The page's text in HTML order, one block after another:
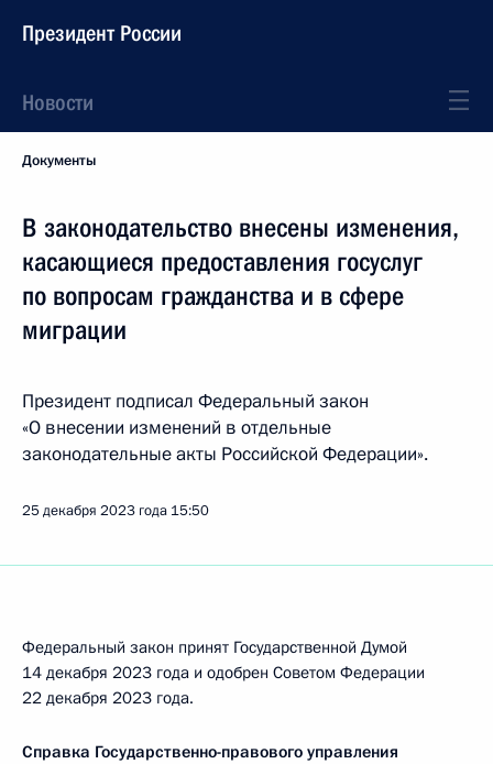
Президент России
Новости
Документы
В законодательство внесены изменения,
касающиеся предоставления госуслуг
по вопросам гражданства и в сфере
миграции
Президент подписал Федеральный закон
«О внесении изменений в отдельные
законодательные акты Российской Федерации».
25 декабря 2023 года 15:50
Федеральный закон принят Государственной Думой
14 декабря 2023 года и одобрен Советом Федерации
22 декабря 2023 года.
Справка Государственно-правового управления